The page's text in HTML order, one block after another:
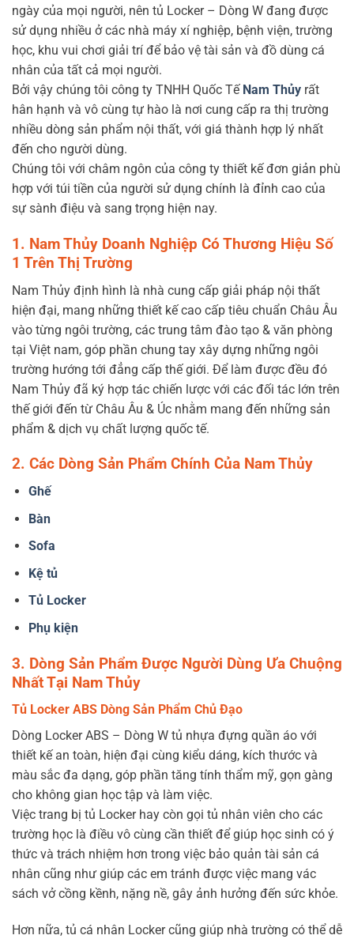
ngày của mọi người, nên tủ Locker – Dòng W đang được
sử dụng nhiều ở các nhà máy xí nghiệp, bệnh viện, trường
học, khu vui chơi giải trí để bảo vệ tài sản và đồ dùng cá
nhân của tất cả mọi người.
Bởi vậy chúng tôi công ty TNHH Quốc Tế Nam Thủy rất
hân hạnh và vô cùng tự hào là nơi cung cấp ra thị trường
nhiều dòng sản phẩm nội thất, với giá thành hợp lý nhất
đến cho người dùng.
Chúng tôi với châm ngôn của công ty thiết kế đơn giản phù
hợp với túi tiền của người sử dụng chính là đỉnh cao của
sự sành điệu và sang trọng hiện nay.
1. Nam Thủy Doanh Nghiệp Có Thương Hiệu Số
1 Trên Thị Trường
Nam Thủy định hình là nhà cung cấp giải pháp nội thất
hiện đại, mang những thiết kế cao cấp tiêu chuẩn Châu Âu
vào từng ngôi trường, các trung tâm đào tạo & văn phòng
tại Việt nam, góp phần chung tay xây dựng những ngôi
trường hướng tới đẳng cấp thế giới. Để làm được đều đó
Nam Thủy đã ký hợp tác chiến lược với các đối tác lớn trên
thế giới đến từ Châu Âu & Úc nhằm mang đến những sản
phẩm & dịch vụ chất lượng quốc tế.
2. Các Dòng Sản Phẩm Chính Của Nam Thủy
Ghế
Bàn
Sofa
Kệ tủ
Tủ Locker
Phụ kiện
3. Dòng Sản Phẩm Được Người Dùng Ưa Chuộng
Nhất Tại Nam Thủy
Tủ Locker ABS Dòng Sản Phẩm Chủ Đạo
Dòng Locker ABS – Dòng W tủ nhựa đựng quần áo với
thiết kế an toàn, hiện đại cùng kiểu dáng, kích thước và
màu sắc đa dạng, góp phần tăng tính thẩm mỹ, gọn gàng
cho không gian học tập và làm việc.
Việc trang bị tủ Locker hay còn gọi tủ nhân viên cho các
trường học là điều vô cùng cần thiết để giúp học sinh có ý
thức và trách nhiệm hơn trong việc bảo quản tài sản cá
nhân cũng như giúp các em tránh được việc mang vác
sách vở cồng kềnh, nặng nề, gây ảnh hưởng đến sức khỏe.
Hơn nữa, tủ cá nhân Locker cũng giúp nhà trường có thể dễ